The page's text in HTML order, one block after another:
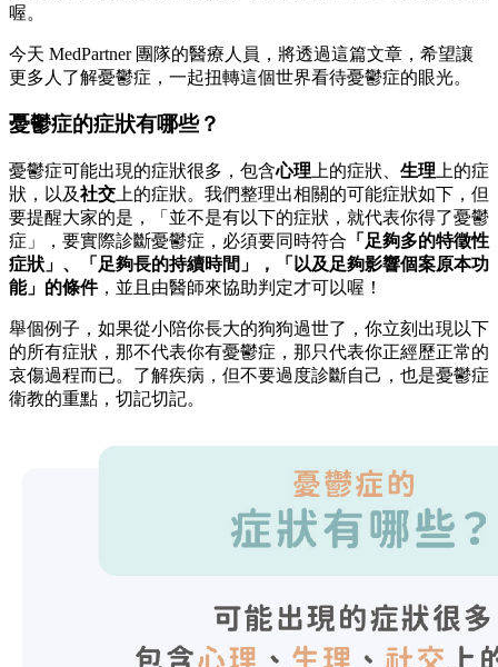
喔。
今天 MedPartner 團隊的醫療人員，將透過這篇文章，希望讓
更多人了解憂鬱症，一起扭轉這個世界看待憂鬱症的眼光。
憂鬱症的症狀有哪些？
憂鬱症可能出現的症狀很多，包含心理 上的症狀、 生理 上的症
狀，以及社交 上的症狀。我們整理出相關的可能症狀如下，但
要提醒大家的是，「並不是有以下的症狀，就代表你得了憂鬱
症」，要實際診斷憂鬱症，必須要同時符合 「足夠多的特徵性
症狀」、「足夠長的持續時間」，「以及足夠影響個案原本功
能」的條件，並且由醫師來協助判定才可以喔！
舉個例子，如果從小陪你長大的狗狗過世了，你立刻出現以下
的所有症狀，那不代表你有憂鬱症，那只代表你正經歷正常的
哀傷過程而已。了解疾病，但不要過度診斷自己，也是憂鬱症
衛教的重點，切記切記。